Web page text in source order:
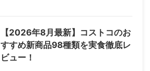
【2026年8月最新】コストコのお
すすめ新商品98種類を実食徹底レ
ビュー！